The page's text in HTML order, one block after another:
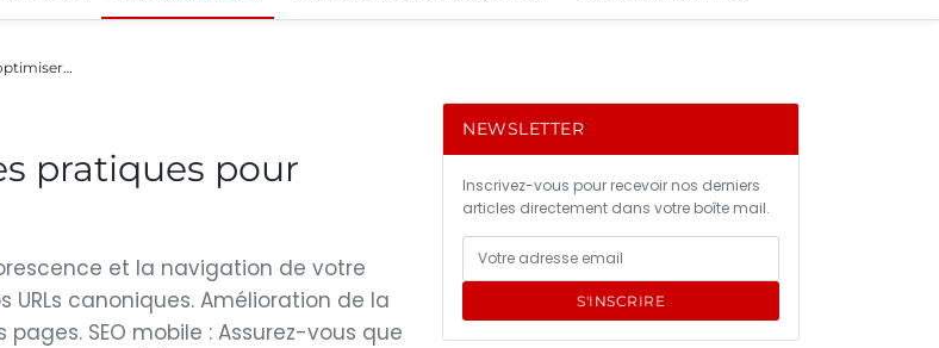
pratiques pour
et la navigation de votre
URLs canoniques. Amélioration de la
SEO mobile : Assurez-vous que
NEWSLETTER
Inscrivez-vous pour recevoir nos derniers
articles directement dans votre boîte mail.
S'INSCRIRE